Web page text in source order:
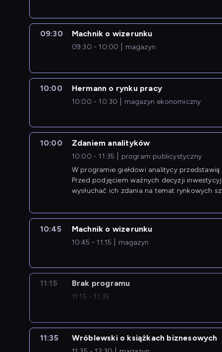
09:30 Machnik o wizerunku
09:30 - 10:00 magazyn
10:00 Hermann o rynku pracy
10:00 - 10:30 magazyn ekonomiczny
10:00 Zdaniem analityków
10:00 - 11:35
program publicystyczny
W programie giełdowi analitycy
Przed podjęciem ważnych decyzji
wysłuchać ich zdania na temat rynkowych
10:45 Machnik o wizerunku
10:45 - 11:15 magazyn
11:15 Brak programu
11:15 - 11:35
11:35 Wróblewski o książkach biznesowych